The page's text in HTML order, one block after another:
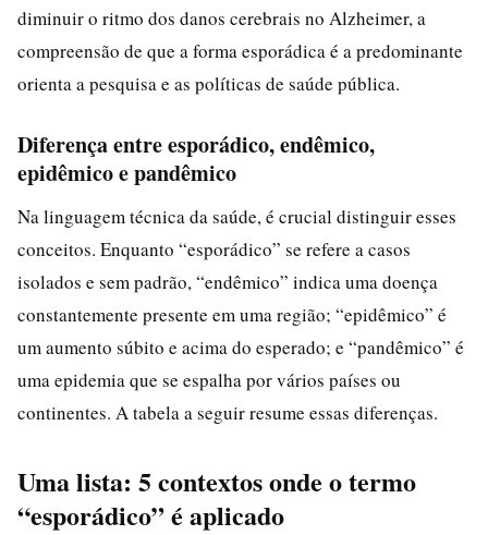
diminuir o ritmo dos danos cerebrais no Alzheimer, a
compreensão de que a forma esporádica é a predominante
orienta a pesquisa e as políticas de saúde pública.
Diferença entre esporádico, endêmico,
epidêmico e pandêmico
Na linguagem técnica da saúde, é crucial distinguir esses
conceitos. Enquanto “esporádico” se refere a casos
isolados e sem padrão, “endêmico” indica uma doença
constantemente presente em uma região; “epidêmico” é
um aumento súbito e acima do esperado; e “pandêmico” é
uma epidemia que se espalha por vários países ou
continentes. A tabela a seguir resume essas diferenças.
Uma lista: 5 contextos onde o termo
“esporádico” é aplicado